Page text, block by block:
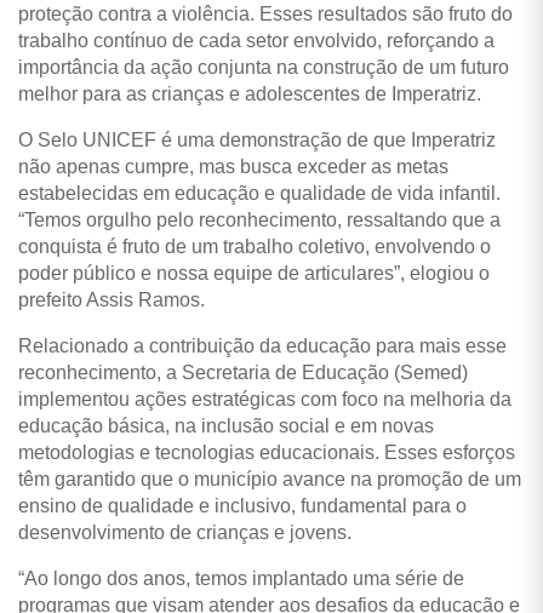
proteção contra a violência. Esses resultados são fruto do
trabalho contínuo de cada setor envolvido, reforçando a
importância da ação conjunta na construção de um futuro
melhor para as crianças e adolescentes de Imperatriz.
O Selo UNICEF é uma demonstração de que Imperatriz
não apenas cumpre, mas busca exceder as metas
estabelecidas em educação e qualidade de vida infantil.
“Temos orgulho pelo reconhecimento, ressaltando que a
conquista é fruto de um trabalho coletivo, envolvendo o
poder público e nossa equipe de articulares”, elogiou o
prefeito Assis Ramos.
Relacionado a contribuição da educação para mais esse
reconhecimento, a Secretaria de Educação (Semed)
implementou ações estratégicas com foco na melhoria da
educação básica, na inclusão social e em novas
metodologias e tecnologias educacionais. Esses esforços
têm garantido que o município avance na promoção de um
ensino de qualidade e inclusivo, fundamental para o
desenvolvimento de crianças e jovens.
“Ao longo dos anos, temos implantado uma série de
programas que visam atender aos desafios da educação e